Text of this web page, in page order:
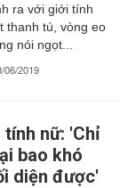
ra với giới tính
thanh tú, vòng eo
nói ngọt...
06/2019
tính nữ: 'Chỉ
bao khó
diện được'